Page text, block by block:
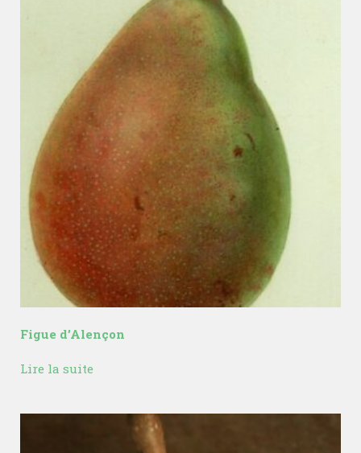
Figue d’Alençon
Lire la suite